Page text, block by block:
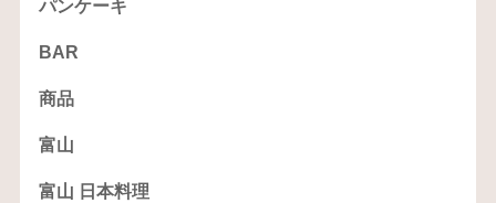
パンケーキ
BAR
商品
富山
富山 日本料理